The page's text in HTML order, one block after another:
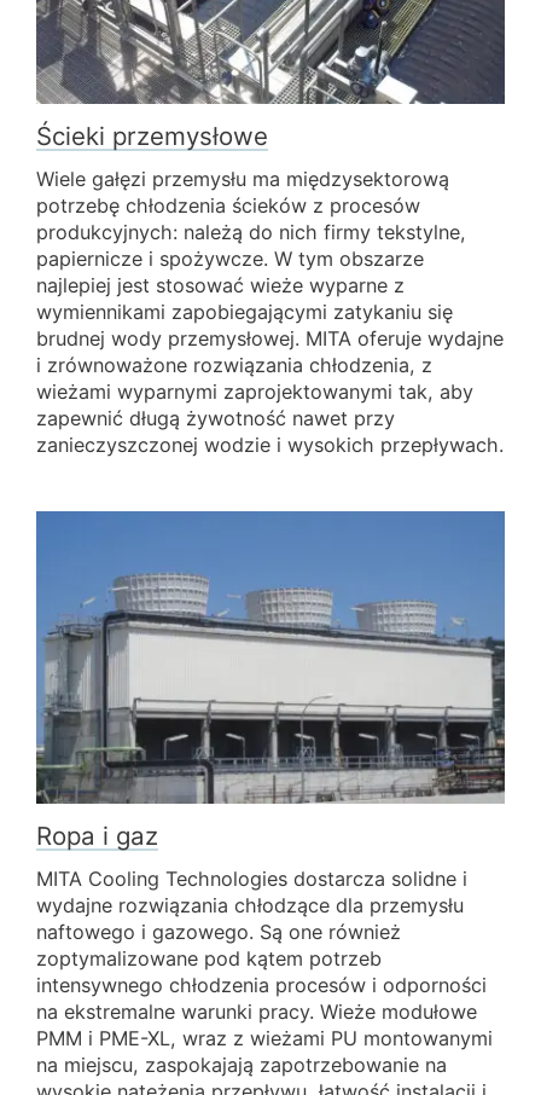
Ścieki przemysłowe
Wiele gałęzi przemysłu ma międzysektorową
potrzebę chłodzenia ścieków z procesów
produkcyjnych: należą do nich firmy tekstylne,
papiernicze i spożywcze. W tym obszarze
najlepiej jest stosować wieże wyparne z
wymiennikami zapobiegającymi zatykaniu się
brudnej wody przemysłowej. MITA oferuje wydajne
i zrównoważone rozwiązania chłodzenia, z
wieżami wyparnymi zaprojektowanymi tak, aby
zapewnić długą żywotność nawet przy
zanieczyszczonej wodzie i wysokich przepływach.
Ropa i gaz
MITA Cooling Technologies dostarcza solidne i
wydajne rozwiązania chłodzące dla przemysłu
naftowego i gazowego. Są one również
zoptymalizowane pod kątem potrzeb
intensywnego chłodzenia procesów i odporności
na ekstremalne warunki pracy. Wieże modułowe
PMM i PME-XL, wraz z wieżami PU montowanymi
na miejscu, zaspokajają zapotrzebowanie na